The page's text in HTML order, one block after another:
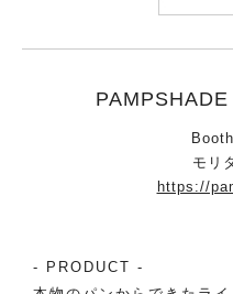
モリ
https://
- PRODUCT -